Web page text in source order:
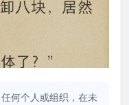
何个人或组织，在未